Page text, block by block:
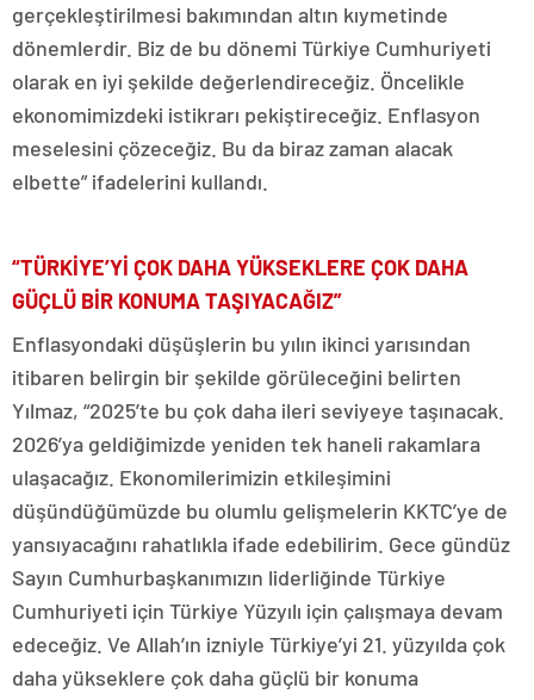
gerçekleştirilmesi bakımından altın kıymetinde
dönemlerdir. Biz de bu dönemi Türkiye Cumhuriyeti
olarak en iyi şekilde değerlendireceğiz. Öncelikle
ekonomimizdeki istikrarı pekiştireceğiz. Enflasyon
meselesini çözeceğiz. Bu da biraz zaman alacak
elbette” ifadelerini kullandı.
“TÜRKİYE’Yİ ÇOK DAHA YÜKSEKLERE ÇOK DAHA
GÜÇLÜ BİR KONUMA TAŞIYACAĞIZ”
Enflasyondaki düşüşlerin bu yılın ikinci yarısından
itibaren belirgin bir şekilde görüleceğini belirten
Yılmaz, “2025’te bu çok daha ileri seviyeye taşınacak.
2026’ya geldiğimizde yeniden tek haneli rakamlara
ulaşacağız. Ekonomilerimizin etkileşimini
düşündüğümüzde bu olumlu gelişmelerin KKTC’ye de
yansıyacağını rahatlıkla ifade edebilirim. Gece gündüz
Sayın Cumhurbaşkanımızın liderliğinde Türkiye
Cumhuriyeti için Türkiye Yüzyılı için çalışmaya devam
edeceğiz. Ve Allah’ın izniyle Türkiye’yi 21. yüzyılda çok
daha yükseklere çok daha güçlü bir konuma